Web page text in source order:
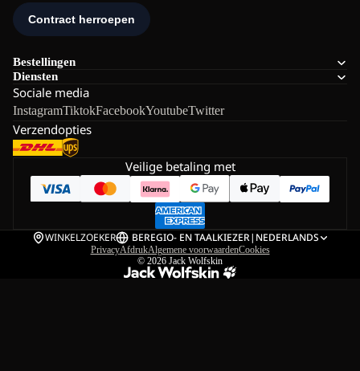
Bestellingen
Diensten
Sociale media
InstagramTiktokFacebookYoutubeTwitter
Verzendopties
Veilige betaling met
WINKELZOEKER BEREGIO- EN TAALKIEZER| NEDERLANDS
PrivacyAfdrukAlgemene voorwaardenCookies
© 2026 Jack Wolfskin